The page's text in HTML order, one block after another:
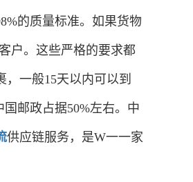
的质量标准。如果货物
户。这些严格的要求都
一般15天以内可以到
邮政占据50%左右。中
供应链服务，是W一一家